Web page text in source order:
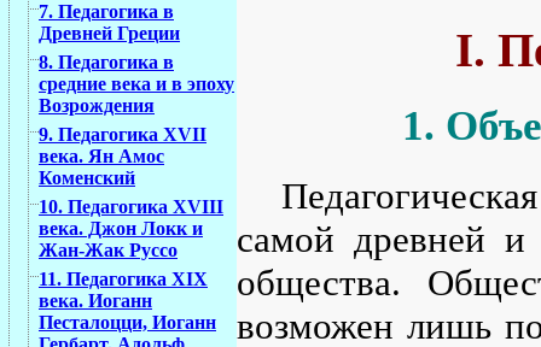
7. Педагогика в
Древней Греции
8. Педагогика в
средние века и в эпоху
Возрождения
9. Педагогика XVII
века. Ян Амос
Коменский
10. Педагогика XVIII
века. Джон Локк и
Жан-Жак Руссо
11. Педагогика XIX
века. Иоганн
Песталоцци, Иоганн
I.
1.
самой древней и
общества.
возможен лишь